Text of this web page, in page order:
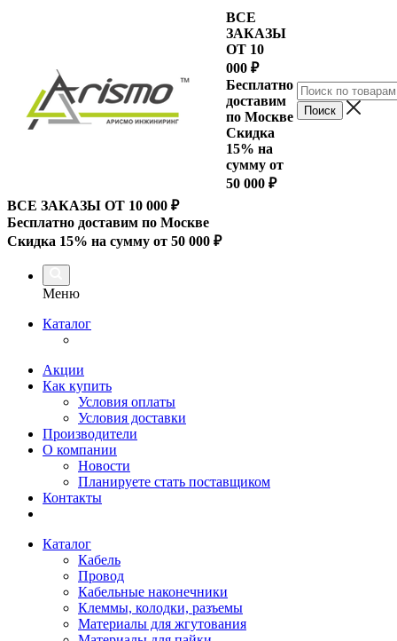
ВСЕ
ЗАКАЗЫ
ОТ 10
000 ₽
Бесплатно
доставим
по Москве
Скидка
15% на
сумму от
50 000 ₽
ВСЕ ЗАКАЗЫ ОТ 10 000 ₽
Бесплатно доставим по Москве
Скидка 15% на сумму от 50 000 ₽
Меню
Каталог
Акции
Как купить
Условия оплаты
Условия доставки
Производители
О компании
Новости
Планируете стать поставщиком
Контакты
Каталог
Кабель
Провод
Кабельные наконечники
Клеммы, колодки, разъемы
Материалы для жгутования